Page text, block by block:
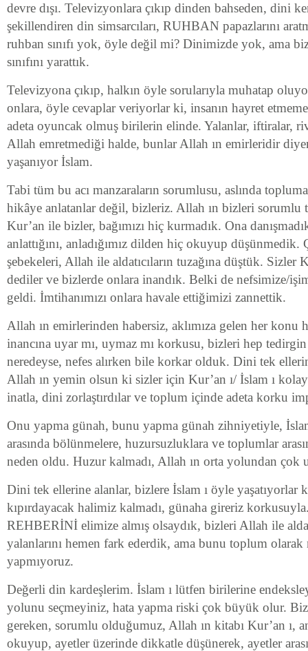
devre dışı. Televizyonlara çıkıp dinden bahseden, dini
şekillendiren din simsarcıları, RUHBAN papazlarını
ruhban sınıfı yok, öyle değil mi? Dinimizde yok, ama
sınıfını yarattık.
Televizyona çıkıp, halkın öyle sorularıyla muhatap
onlara, öyle cevaplar veriyorlar ki, insanın hayret
adeta oyuncak olmuş birilerin elinde. Yalanlar, iftiralar,
Allah emretmediği halde, bunlar Allah ın emirleridir
yaşanıyor İslam.
Tabi tüm bu acı manzaraların sorumlusu, aslında
hikâye anlatanlar değil, bizleriz. Allah ın bizleri
Kur’an ile bizler, bağımızı hiç kurmadık. Ona
anlattığını, anladığımız dilden hiç okuyup
şebekeleri, Allah ile aldatıcıların tuzağına düştük. Sizler
dediler ve bizlerde onlara inandık. Belki de nefsimize/
geldi. İmtihanımızı onlara havale ettiğimizi zannettik.
Allah ın emirlerinden habersiz, aklımıza gelen her konu
inancına uyar mı, uymaz mı korkusu, bizleri hep
neredeyse, nefes alırken bile korkar olduk. Dini tek
Allah ın yemin olsun ki sizler için Kur’an ı/ İslam ı
inatla, dini zorlaştırdılar ve toplum içinde adeta korku
Onu yapma günah, bunu yapma günah zihniyetiyle,
arasında bölünmelere, huzursuzluklara ve toplumlar
neden oldu. Huzur kalmadı, Allah ın orta yolundan çok
Dini tek ellerine alanlar, bizlere İslam ı öyle yaşatıyorlar
kıpırdayacak halimiz kalmadı, günaha gireriz
REHBERİNİ elimize almış olsaydık, bizleri Allah ile
yalanlarını hemen fark ederdik, ama bunu toplum olarak
yapmıyoruz.
Değerli din kardeşlerim. İslam ı lütfen birilerine
yolunu seçmeyiniz, hata yapma riski çok büyük olur.
gereken, sorumlu olduğumuz, Allah ın kitabı Kur’an ı,
okuyup, ayetler üzerinde dikkatle düşünerek, ayetler